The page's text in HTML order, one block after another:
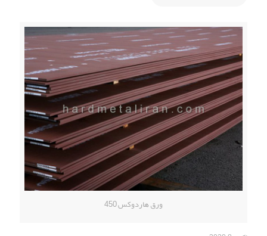
ورق هاردوکس 450